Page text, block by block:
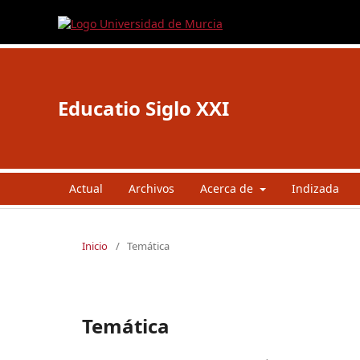
Educatio Siglo XXI
Actual Archivos Acerca de Indizada
Inicio / Temática
Temática